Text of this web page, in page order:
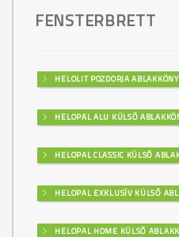
FENSTERBRETT
HELOLIT POZDORJA
HELOPAL ALU KÜLSŐ
HELOPAL CLASSIC KÜLSŐ
HELOPAL EXKLUSÍV KÜLSŐ
HELOPAL HOME KÜLSŐ